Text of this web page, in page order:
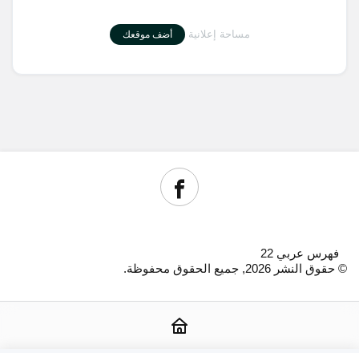
مساحة إعلانية أضف موقعك
فهرس عربي 22
© حقوق النشر 2026, جميع الحقوق محفوظة.